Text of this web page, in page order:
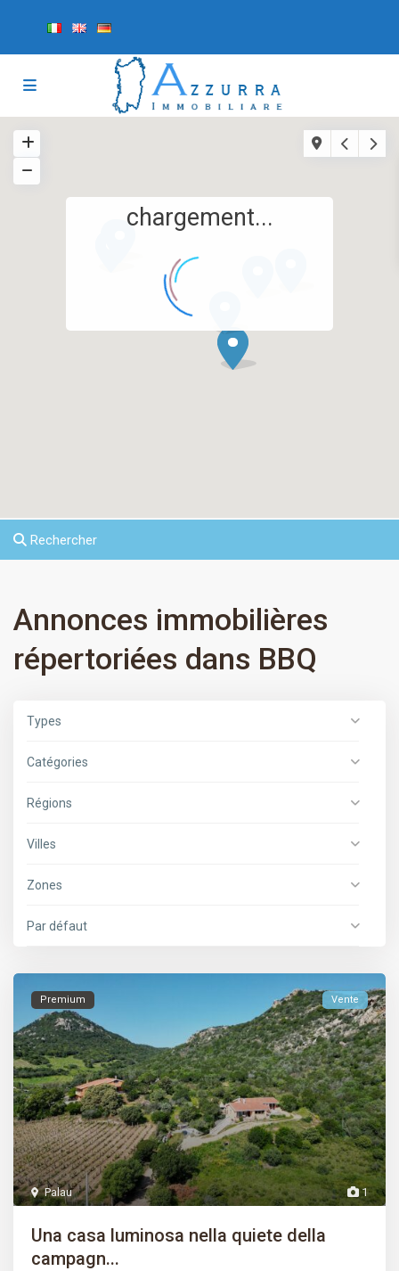
chargement...
Rechercher
Annonces immobilières
répertoriées dans BBQ
Types
Catégories
Régions
Villes
Zones
Par défaut
1
Palau
Premium Vente
Una casa luminosa nella quiete della
campagn...